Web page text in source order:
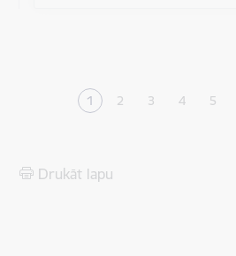
Pašreizējā lapa
1 Lapa
2 Lapa
3 Lapa
4 Lapa
5
Drukāt lapu